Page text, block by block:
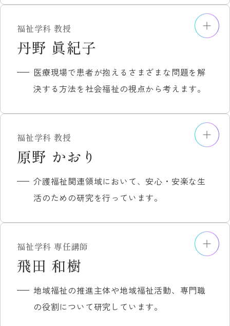
井上修一（2024）「介護施設におけるICT
を活用した情報共有システムの検証」『人
間生活文化研究』 (34) 632-637。
井上修一（2023）「特別養護老人ホームで
最期を迎えた入居者の看取り期の様相」
自分の問題意識を大事にして、一緒に学んで
いきましょう！
zoneの設定」 体力医学会
「レーシングカヌー競技選手の最大酸素摂
「女子大生におけるサプリメントの摂取状
況について――ドラッグストアに注目して
備考
エーションの授業は様々な視点から「から
だ」のことを理解し、生涯に渡って生かすこ
例えば「ダイエット」・・・・・・これは単
にやせることではなく、からだのつくりを良
いものにして、丈夫で長持ちのできるからだ
にすることなのです。そのために、どうする
のか、どうすればよいのかを皆さんと一緒に
精神保健福祉援助実習Ⅰ
精神保健福祉援助実習Ⅱ
精神保健福祉援助実習事前指導
精神保健福祉援助実習事後指導
大坪美香（2014年7月）日本地域政策学会全
国研究大会（金沢市）の分科会「地域福祉
表
大坪美香（2017年10月）「協働のまちづく
りに関する予備的研究～新潟市における新
たな繋がり・協働を活かしたまちづくり政
策に向けて～」第17回新潟医療福祉学会学
術集会ポスター発表，2017.10.28
大坪美香（2018年3月）「新潟市における協
働のまちづくりについて」2017年度日本地
主な担当科目
介護の基本
生活支援技術
介護総合演習
社会福祉学基礎セミナー
社会福祉学セミナー
研究者DB
金 美辰 研究者データベース
主な研究成果
【著書】
『介護技術論』（第一法規、共著、2009
『社会の理解』（ミネルヴァ書房、共著、
2010年）
『日常生活を助ける介護技術』（日本医療
企画、共著、2011年）
『介護福祉士』(ミネルヴァ書房、共著、
2012年)
主な研究分野
社会保障法：近年は、特に以下のような問題
に関心をもっています。
社会保障法と民法の交錯領域における制度
主な担当科目
低所得者に対する支援と生活保護制度
社会保障 Ⅰ･Ⅱ
相談援助現場実習指導など
研究者DB
嶋貫 真人 研究者データベース
主な研究成果
「日常生活自立支援事業の課題」『社会福
祉学（日本社会福祉学会誌）』52巻1号
福祉学科 教授
丹野 眞紀子
医療現場で患者が抱えるさまざまな問題を解
決する方法を社会福祉の視点から考えます。
主な研究分野
ソーシャルワーク（ミクロ分野）
医療福祉
女性福祉論
主な担当科目
ソーシャルワーク論Ⅱ
医療福祉論
ソーシャルワーク論Ⅲ
相談援助演習
相談援助実習指導など
福祉学科 教授
原野 かおり
介護福祉関連領域において、安心・安楽な生
活のための研究を行っています。
主な研究分野
介護福祉
医療福祉学
保健福祉学
福祉学科 専任講師
飛田 和樹
地域福祉の推進主体や地域福祉活動、専門職
の役割について研究しています。